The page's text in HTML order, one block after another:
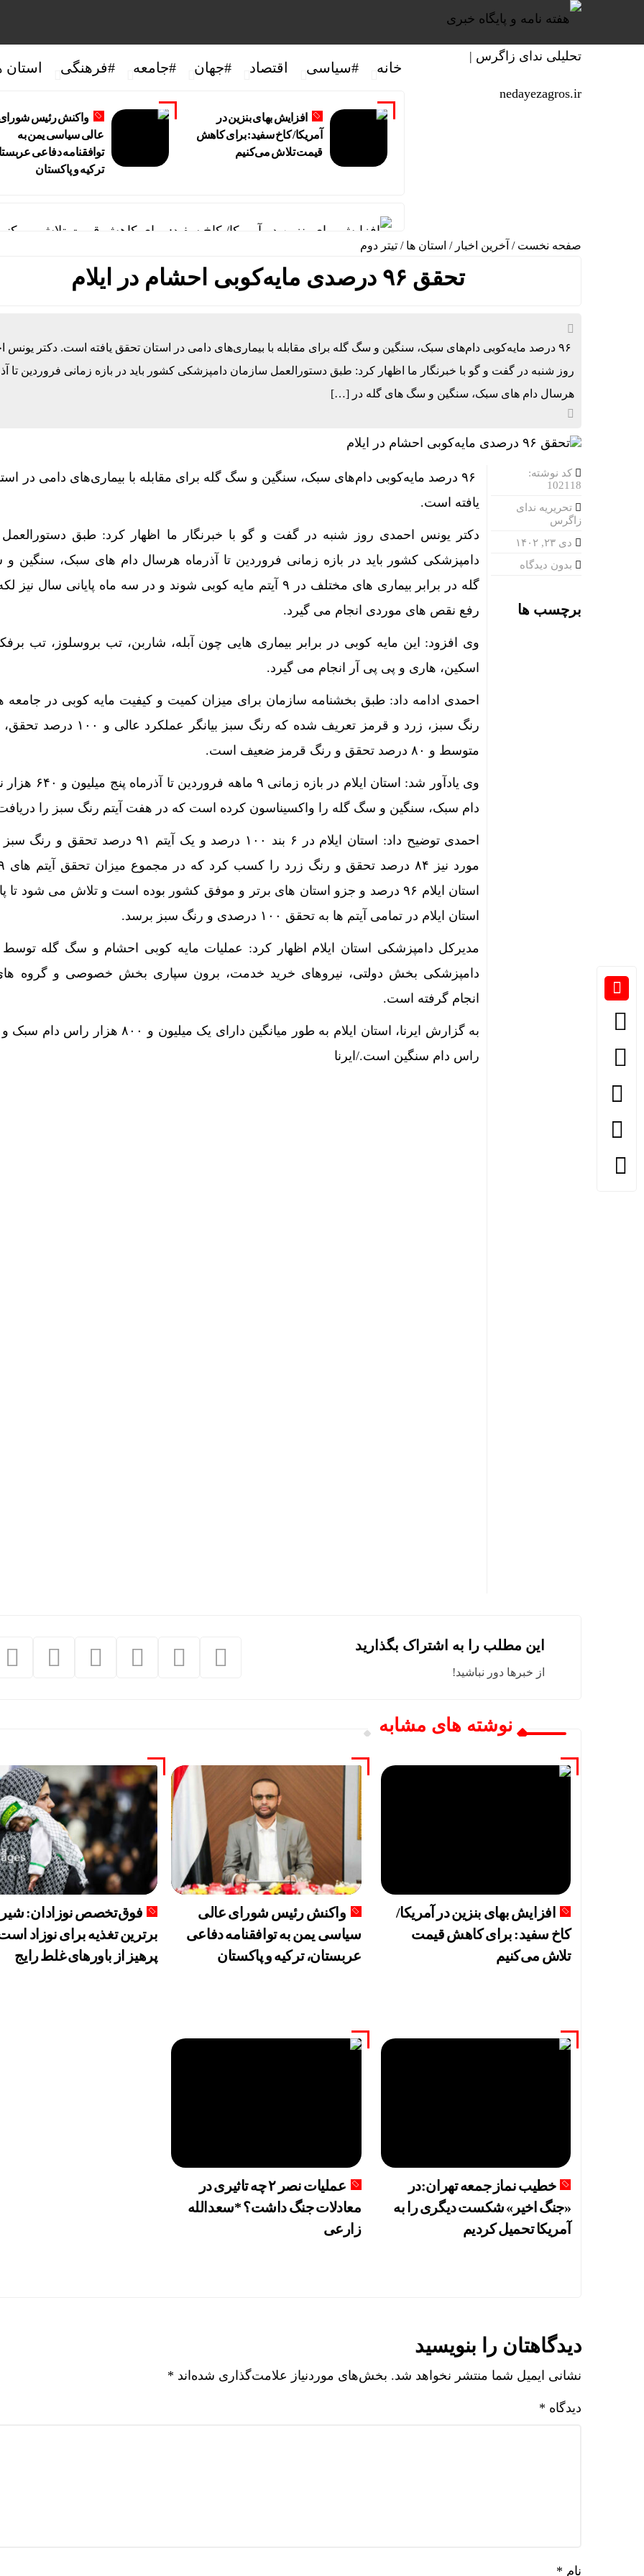
خانه #سیاسی اقتصاد #جهان #جامعه #فرهنگی استان
افزایش بهای بنزین در
آمریکا/ کاخ سفید: برای کاهش
قیمت تلاش می‌کنیم
واکنش رئیس
عالی سیاسی یمن به
توافقنامه دفاعی
ترکیه و پاکستان
افزایش بهای بنزین در آمریکا/ کاخ سفید: برای کاهش قیمت تلاش
فوق‌تخصص نوزادان: شیر مادر برترین تغذیه برای نوزاد است/پرهیز از
عملیات نصر ۲ چه تاثیری در معادلات جنگ داشت؟ *سعدالله زارعی
تنگی انگشتر و کفش در گرما؛ واکنش طبیعی بدن یا هشدار جدی؟
بورس تهران چگونه از ریزش به رکوردشکنی تغییر مسیر داد؟
صفحه نخست / آخرین اخبار / استان ها / تیتر دوم
تحقق ۹۶ درصدی مایه‌کوبی احشام در ایلام
۹۶ درصد مایه‌کوبی دام‌های سبک، سنگین و سگ گله برای مقابله با بیماری‌های دامی در استان تحقق یافته است. دکتر یونس
روز شنبه در گفت و گو با خبرنگار ما اظهار کرد: طبق دستورالعمل سازمان دامپزشکی کشور باید در بازه زمانی فروردین تا
هرسال دام های سبک، سنگین و سگ های گله در […]
کد نوشته:
102118
تحریریه ندای
زاگرس
دی ۲۳, ۱۴۰۲
بدون دیدگاه
برچسب ها
۹۶ درصد مایه‌کوبی دام‌های سبک، سنگین و سگ گله برای مقابله با بیماری‌های دامی در
یافته است.
دکتر یونس احمدی روز شنبه در گفت و گو با خبرنگار ما اظهار کرد: طبق
دامپزشکی کشور باید در بازه زمانی فروردین تا آذرماه هرسال دام های سبک، سنگین
گله در برابر بیماری های مختلف در ۹ آیتم مایه کوبی شوند و در سه ماه پایانی سال
رفع نقص های موردی انجام می گیرد.
وی افزود: این مایه کوبی در برابر بیماری هایی چون آبله، شاربن، تب بروسلوز، تب
اسکین، هاری و پی پی آر انجام می گیرد.
احمدی ادامه داد: طبق بخشنامه سازمان برای میزان کمیت و کیفیت مایه کوبی در
رنگ سبز، زرد و قرمز تعریف شده که رنگ سبز بیانگر
متوسط و ۸۰ درصد تحقق و رنگ قرمز ضعیف است.
وی یادآور شد: استان ایلام در بازه
دام سبک، سنگین و سگ گله را واکسیناسون کرده است که در هفت آیتم رنگ سبز را
احمدی توضیح داد: استان ایلام در ۶ بند ۱۰۰ درصد و یک آیتم ۹۱
استان ایلام ۹۶ درصد و جزو استان های برتر و موفق کشور بوده است و تلاش می شود تا
استان ایلام در تمامی آیتم ها به تحقق ۱۰۰ درصدی و رنگ سبز برسد.
مدیرکل دامپزشکی استان ایلام اظهار کرد: عملیات مایه کوبی احشام و سگ گله توسط
دامپزشکی بخش دولتی، نیروهای خرید خدمت، برون سپاری بخش خصوصی و گروه
انجام گرفته است.
راس دام سنگین است./ایرنا
این مطلب را به اشتراک بگذارید
از خبرها دور نباشید!
نوشته های مشابه
افزایش بهای بنزین در آمریکا/
کاخ سفید: برای کاهش قیمت
تلاش می‌کنیم
واکنش رئیس شورای عالی
سیاسی یمن به توافقنامه دفاعی
عربستان، ترکیه و پاکستان
فوق‌تخصص نوزادان: شیر
برترین تغذیه برای نوزاد
پرهیز از باورهای غلط رایج
خطیب نماز جمعه تهران:در
«جنگ اخیر» شکست دیگری را به
آمریکا تحمیل کردیم
عملیات نصر ۲ چه تاثیری در
معادلات جنگ داشت؟ *سعدالله
زارعی
دیدگاهتان را بنویسید
نشانی ایمیل شما منتشر نخواهد شد. بخش‌های موردنیاز علامت‌گذاری شده‌اند *
دیدگاه *
نام *